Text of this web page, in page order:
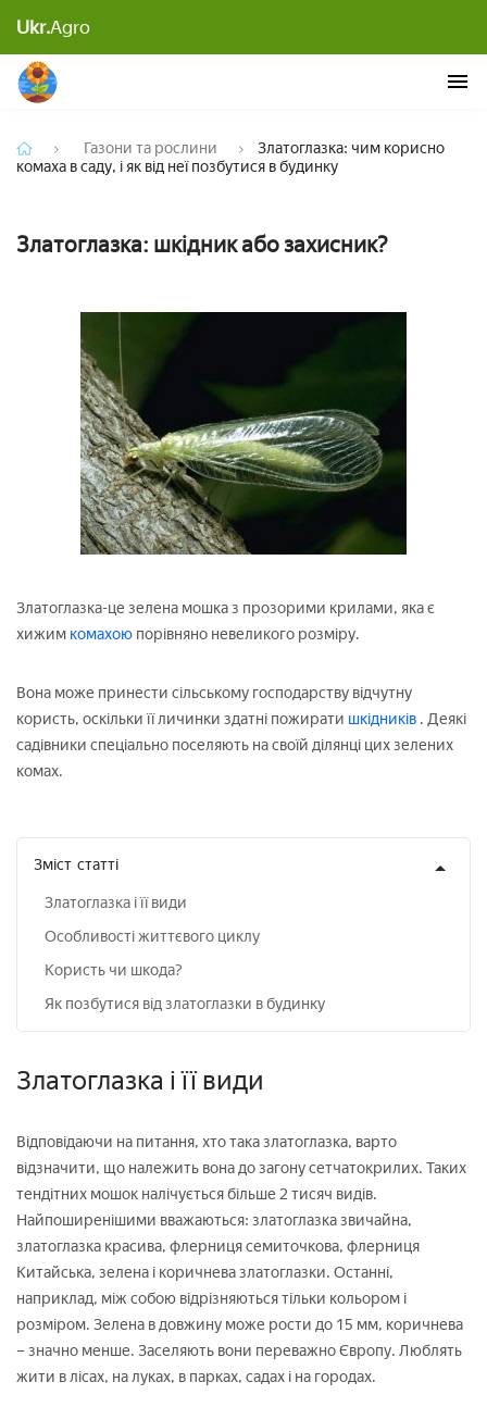
Ukr.Agroнеї позбутися в будинку
Газони та рослини
Златоглазка: чим корисно
комаха в саду, і як від неї позбутися в будинку
Златоглазка: шкідник або захисник?
Златоглазка-це зелена мошка з прозорими крилами, яка є
хижим комахою порівняно невеликого розміру.
Вона може принести сільському господарству відчутну
користь, оскільки її личинки здатні пожирати шкідників . Деякі
садівники спеціально поселяють на своїй ділянці цих зелених
комах.
Зміст статті
Златоглазка і її види
Особливості життєвого циклу
Користь чи шкода?
Як позбутися від златоглазки в будинку
Златоглазка і її види
Відповідаючи на питання, хто така златоглазка, варто
відзначити, що належить вона до загону сетчатокрилих. Таких
тендітних мошок налічується більше 2 тисяч видів.
Найпоширенішими вважаються: златоглазка звичайна,
златоглазка красива, флерниця семиточкова, флерниця
Китайська, зелена і коричнева златоглазки. Останні,
наприклад, між собою відрізняються тільки кольором і
розміром. Зелена в довжину може рости до 15 мм, коричнева
– значно менше. Заселяють вони переважно Європу. Люблять
жити в лісах, на луках, в парках, садах і на городах.